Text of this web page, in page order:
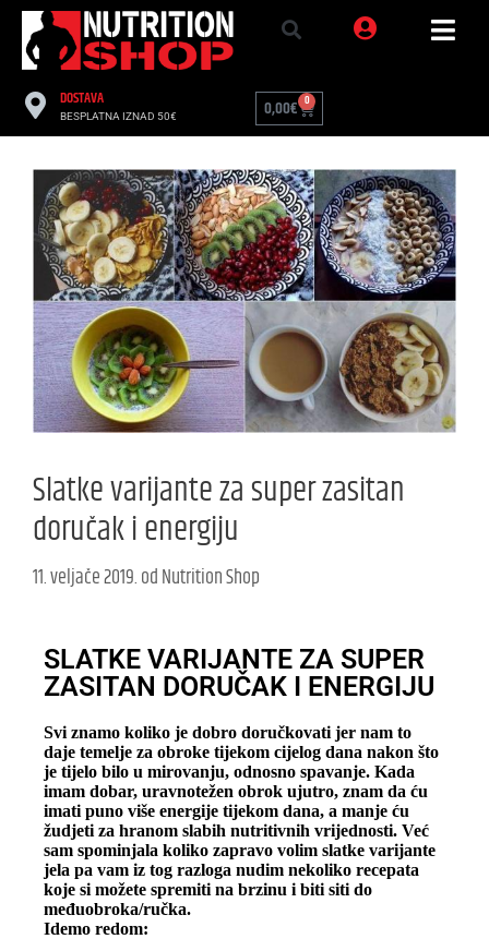
DOSTAVA
BESPLATNA IZNAD 50€ 0,00€ 0
Slatke varijante za super zasitan
doručak i energiju
11. veljače 2019.odNutrition Shop
SLATKE VARIJANTE ZA SUPER
ZASITAN DORUČAK I ENERGIJU
Svi znamo koliko je dobro doručkovati jer nam to
daje temelje za obroke tijekom cijelog dana nakon što
je tijelo bilo u mirovanju, odnosno spavanje. Kada
imam dobar, uravnotežen obrok ujutro, znam da ću
imati puno više energije tijekom dana, a manje ću
žudjeti za hranom slabih nutritivnih vrijednosti. Već
sam spominjala koliko zapravo volim slatke varijante
jela pa vam iz tog razloga nudim nekoliko recepata
koje si možete spremiti na brzinu i biti siti do
međuobroka/ručka.
Idemo redom: